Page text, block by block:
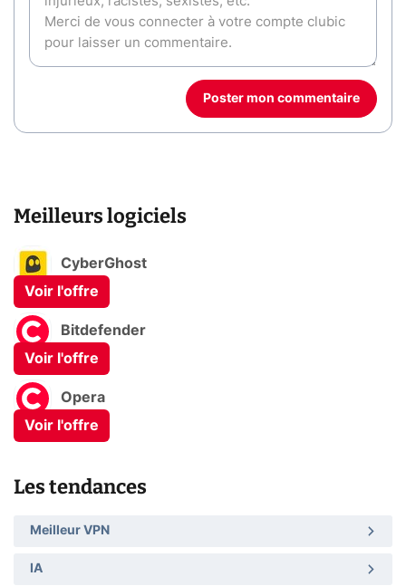
Poster mon commentaire
Meilleurs logiciels
CyberGhost
Voir l'offre
Bitdefender
Voir l'offre
Opera
Voir l'offre
Les tendances
Meilleur VPN
IA